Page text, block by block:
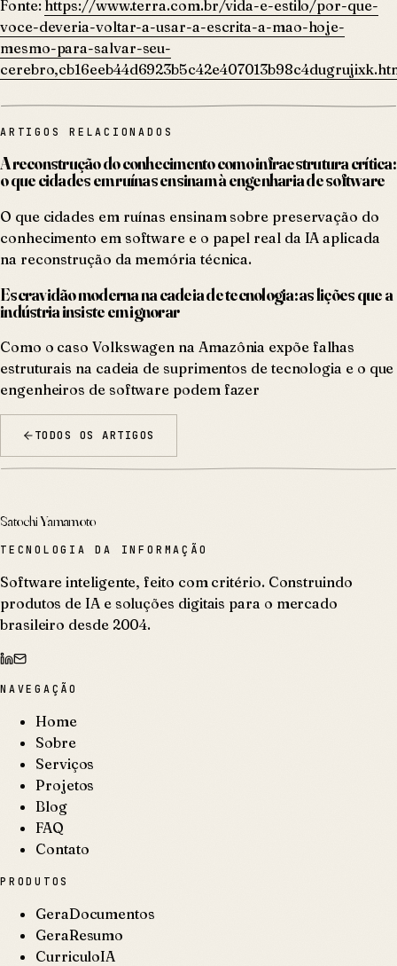
Fonte: https://www.terra.com.br/vida-e-estilo/por-que-
voce-deveria-voltar-a-usar-a-escrita-a-mao-hoje-
mesmo-para-salvar-seu-
ARTIGOS RELACIONADOS
A reconstrução do conhecimento como infraestrutura crítica:
o que cidades em ruínas ensinam à engenharia de software
O que cidades em ruínas ensinam sobre preservação do
conhecimento em software e o papel real da IA aplicada
na reconstrução da memória técnica.
Escravidão moderna na cadeia de tecnologia: as lições que a
indústria insiste em ignorar
Como o caso Volkswagen na Amazônia expõe falhas
estruturais na cadeia de suprimentos de tecnologia e o que
engenheiros de software podem fazer
TODOS OS ARTIGOS
Satochi Yamamoto
TECNOLOGIA DA INFORMAÇÃO
Software inteligente, feito com critério. Construindo
produtos de IA e soluções digitais para o mercado
brasileiro desde 2004.
NAVEGAÇÃO
Home
Sobre
Serviços
Projetos
Blog
FAQ
Contato
PRODUTOS
GeraDocumentos
GeraResumo
CurriculoIA